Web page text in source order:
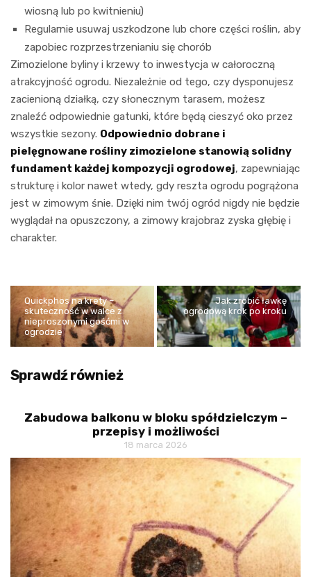
wiosną lub po kwitnieniu)
Regularnie usuwaj uszkodzone lub chore części roślin, aby
zapobiec rozprzestrzenianiu się chorób
Zimozielone byliny i krzewy to inwestycja w całoroczną
atrakcyjność ogrodu. Niezależnie od tego, czy dysponujesz
zacienioną działką, czy słonecznym tarasem, możesz
znaleźć odpowiednie gatunki, które będą cieszyć oko przez
wszystkie sezony. Odpowiednio dobrane i
pielęgnowane rośliny zimozielone stanowią solidny
fundament każdej kompozycji ogrodowej, zapewniając
strukturę i kolor nawet wtedy, gdy reszta ogrodu pogrążona
jest w zimowym śnie. Dzięki nim twój ogród nigdy nie będzie
wyglądał na opuszczony, a zimowy krajobraz zyska głębię i
charakter.
Quickphos na krety –
skuteczność w walce z
nieproszonymi gośćmi w
ogrodzie
Jak zrobić ławkę
ogrodową krok po kroku
Sprawdź również
Zabudowa balkonu w bloku spółdzielczym –
przepisy i możliwości
18 marca 2026